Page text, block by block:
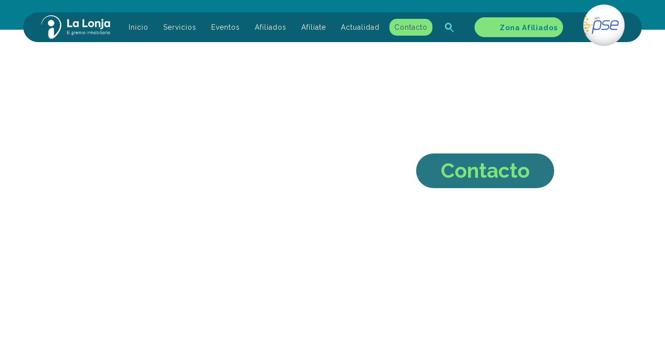
Inicio Servicios Eventos Afiliados Afíliate Actualidad Contacto Zona Afiliados
Buscar:
Contacto